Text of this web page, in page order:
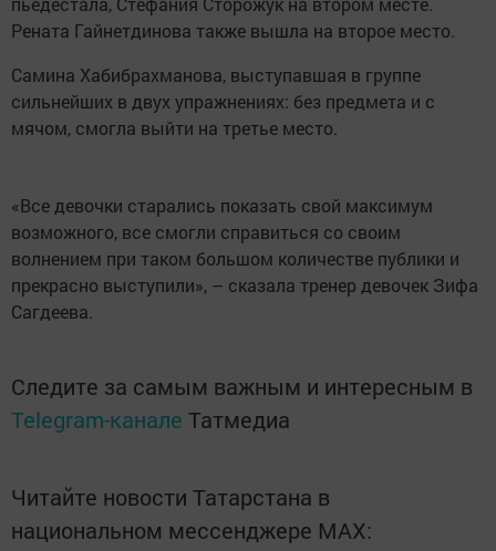
Рената Гайнетдинова также вышла на второе место.
Самина Хабибрахманова, выступавшая в группе
сильнейших в двух упражнениях: без предмета и с
мячом, смогла выйти на третье место.
«Все девочки старались показать свой максимум
возможного, все смогли справиться со своим
волнением при таком большом количестве публики и
прекрасно выступили», – сказала тренер девочек Зифа
Сагдеева.
Следите за самым важным и интересным в
Telegram-канале Татмедиа
Читайте новости Татарстана в
национальном мессенджере MАХ: